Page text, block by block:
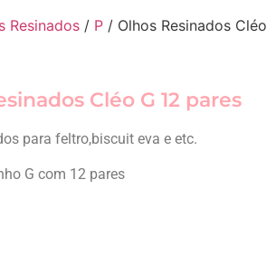
Resinados / P / Olhos Resinados Cléo
Cléo G 12 pares
para feltro,biscuit eva e etc.
G com 12 pares